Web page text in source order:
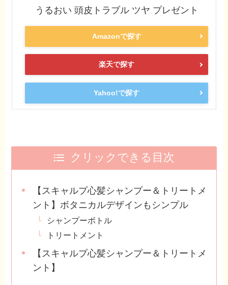
うるおい 頭皮トラブル ツヤ プレゼント
Amazonで探す
楽天で探す
Yahoo!で探す
クリックできる目次
【スキャルプ心髪シャンプー＆トリートメ
ント】ボタニカルデザインもシンプル
シャンプーボトル
トリートメント
【スキャルプ心髪シャンプー＆トリートメ
ント】